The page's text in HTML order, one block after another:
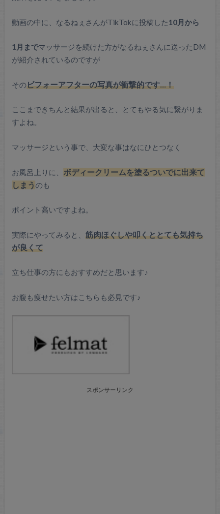
動画の中に、なるねぇさんがTikTokに投稿した10月から
1月までマッサージを続けた方がなるねぇさんに送ったDM
が紹介されているのですが
そのビフォーアフターの写真が衝撃的です…！
ここまできちんと結果が出ると、とてもやる気に繋がりま
すよね。
マッサージという事で、大変な事はなにひとつなく
お風呂上りに、 ボディークリームを塗るついでに出来て
しまうのも
ポイント高いですよね。
実際にやってみると、 筋肉ほぐしや叩くととても気持ち
が良くて
立ち仕事の方にもおすすめだと思います♪
お腹も痩せたい方はこちらも必見です♪
スポンサーリンク